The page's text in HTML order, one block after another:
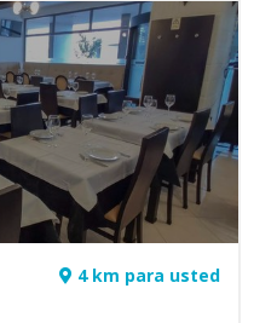
4 km para usted